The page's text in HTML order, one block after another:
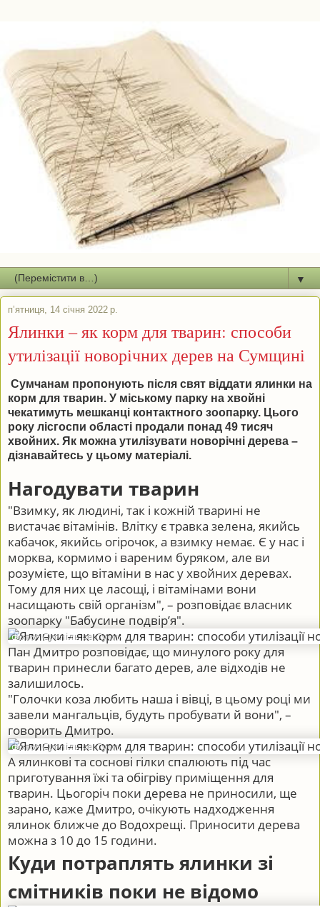
▼
пʼятниця, 14 січня 2022 р.
Ялинки – як корм для тварин: способи
утилізації новорічних дерев на Сумщині
Сумчанам пропонують після свят віддати ялинки на
корм для тварин. У міському парку на хвойні
чекатимуть мешканці контактного зоопарку. Цього
року лісгоспи області продали понад 49 тисяч
хвойних. Як можна утилізувати новорічні дерева –
дізнавайтесь у цьому матеріалі.
Нагодувати тварин
"Взимку, як людині, так і кожній тварині не
вистачає вітамінів. Влітку є травка зелена, якийсь
кабачок, якийсь огірочок, а взимку немає. Є у нас і
морква, кормимо і вареним буряком, але ви
розумієте, що вітаміни в нас у хвойних деревах.
Тому для них це ласощі, і вітамінами вони
насищають свій організм", – розповідає власник
зоопарку "Бабусине подвір’я".
Фото: Суспільне Суми
Пан Дмитро розповідає, що минулого року для
тварин принесли багато дерев, але відходів не
залишилось.
"Голочки коза любить наша і вівці, в цьому році ми
завели мангальців, будуть пробувати й вони", –
говорить Дмитро.
Фото: Суспільне Суми
А ялинкові та соснові гілки спалюють під час
приготування їжі та обігріву приміщення для
тварин. Цьогоріч поки дерева не приносили, ще
зарано, каже Дмитро, очікують надходження
ялинок ближче до Водохрещі. Приносити дерева
можна з 10 до 15 години.
Куди потраплять ялинки зі
смітників поки не відомо